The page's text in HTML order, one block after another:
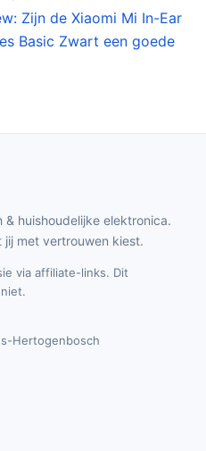
Zijn de Xiaomi Mi In-Ear
Basic Zwart een goede
huishoudelijke elektronica.
met vertrouwen kiest.
via affiliate-links. Dit
Hertogenbosch